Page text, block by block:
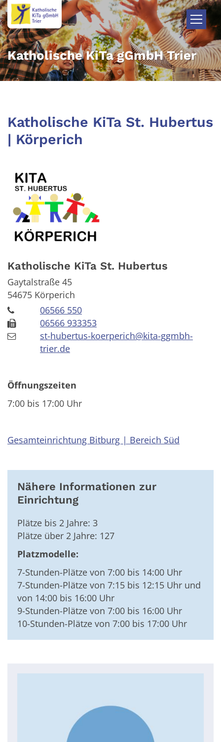
Zum Inhalt springen
Katholische KiTa gGmbH Trier
Katholische KiTa St. Hubertus
| Körperich
Katholische KiTa St. Hubertus
Gaytalstraße 45
54675 Körperich
06566 550
06566 933353
st-hubertus-koerperich@kita-ggmbh-
trier.de
Öffnungszeiten
7:00 bis 17:00 Uhr
Gesamteinrichtung Bitburg | Bereich Süd
Nähere Informationen zur
Einrichtung
Plätze bis 2 Jahre: 3
Plätze über 2 Jahre: 127
Platzmodelle:
7-Stunden-Plätze von 7:00 bis 14:00 Uhr
7-Stunden-Plätze von 7:15 bis 12:15 Uhr und
von 14:00 bis 16:00 Uhr
9-Stunden-Plätze von 7:00 bis 16:00 Uhr
10-Stunden-Plätze von 7:00 bis 17:00 Uhr